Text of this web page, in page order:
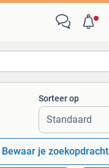
Alle afstanden…
Sorteer op
Bewaar je zoekopdracht